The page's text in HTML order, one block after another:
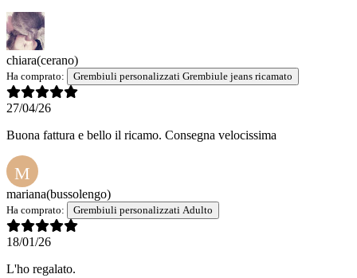
chiara(cerano)
Ha comprato: Grembiuli personalizzati Grembiule jeans ricamato
27/04/26
Buona fattura e bello il ricamo. Consegna velocissima
M
mariana(bussolengo)
Ha comprato: Grembiuli personalizzati Adulto
18/01/26
L'ho regalato.